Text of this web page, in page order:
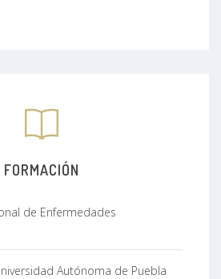
FORMACIÓN
de Enfermedades
Autónoma de Puebla